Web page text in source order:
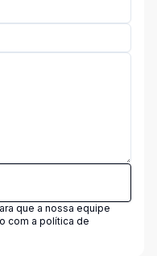
que a nossa equipe
com a política de